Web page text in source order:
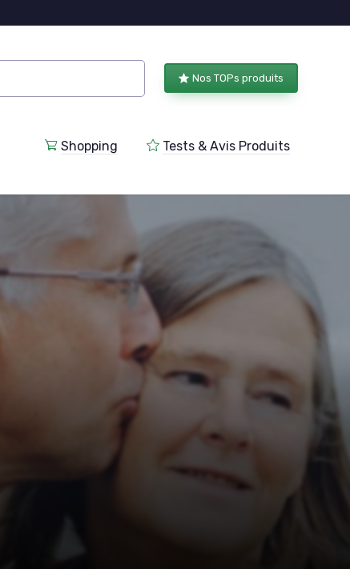
Nos TOPs produits
Shopping Tests & Avis Produits